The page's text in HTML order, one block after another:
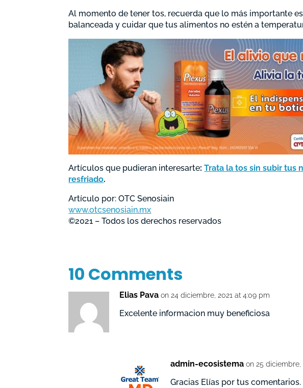
Al momento de tener tos, recuerda que lo más importante
balanceada y cuidar que tus alimentos no estén a
Artículos que pudieran interesarte:Trata la tos sin subir tus
resfriado.
Artículo por: OTC Senosiain
www.otcsenosiain.mx
©2021 – Todos los derechos reservados
10 Comments
Elias Pava on 24 diciembre, 2021 at 4:09 pm
Excelente informacion muy beneficiosa
admin-ecosistema on 25 diciembre,
Gracias Elías por tus